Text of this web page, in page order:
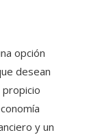
opción
desean
y un